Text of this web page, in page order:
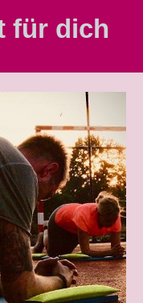
für dich